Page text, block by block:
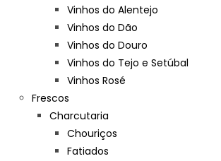
Vinhos do Alentejo
Vinhos do Dão
Vinhos do Douro
Vinhos do Tejo e Setúbal
Vinhos Rosé
Frescos
Charcutaria
Chouriços
Fatiados